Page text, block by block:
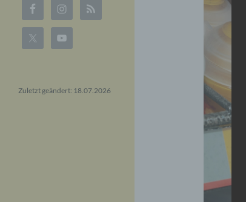
Zuletzt geändert: 18.07.2026